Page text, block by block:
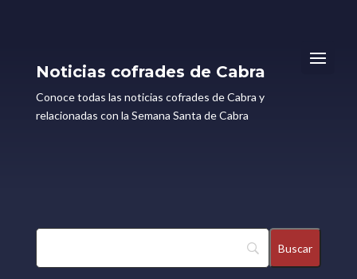
Noticias cofrades de Cabra
Conoce todas las noticias cofrades de Cabra y
relacionadas con la Semana Santa de Cabra